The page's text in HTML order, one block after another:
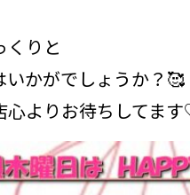
くりと
いかがでしょうか？🥰
心よりお待ちしてま